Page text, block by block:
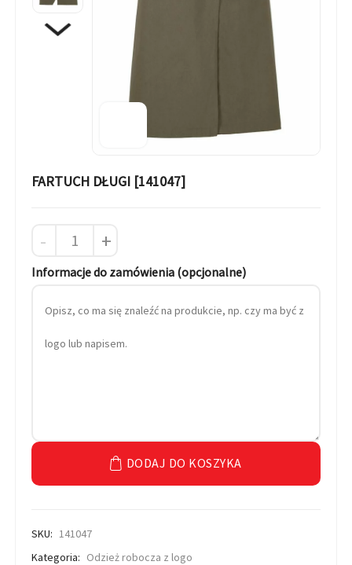
FARTUCH DŁUGI [141047]
- +
Informacje do zamówienia (opcjonalne)
DODAJ DO KOSZYKA
SKU: 141047
Kategoria: Odzież robocza z logo